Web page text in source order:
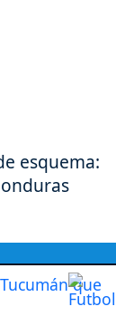
esquema: